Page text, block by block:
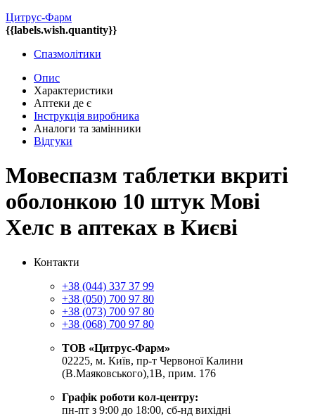
Цитрус-Фарм
{{labels.wish.quantity}}
Спазмолітики
Опис
Характеристики
Аптеки де є
Інструкція виробника
Аналоги та замінники
Відгуки
Мовеспазм таблетки вкриті
оболонкою 10 штук Мові
Хелс в аптеках в Києві
Контакти
+38 (044) 337 37 99
+38 (050) 700 97 80
+38 (073) 700 97 80
+38 (068) 700 97 80
ТОВ «Цитрус-Фарм»
02225, м. Київ, пр-т Червоної Калини
(В.Маяковського),1В, прим. 176
Графік роботи кол-центру:
пн-пт з 9:00 до 18:00, сб-нд вихідні